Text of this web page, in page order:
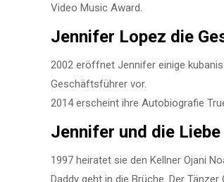
Video Music Award.
Jennifer Lopez die
2002 eröffnet Jennifer einige
Geschäftsführer vor.
2014 erscheint ihre Autobiografie
Jennifer und die Liebe
1997 heiratet sie den Kellner Ojani
Daddy geht in die Brüche. Der